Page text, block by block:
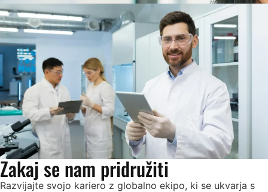
Zakaj se nam pridružiti
Razvijajte svojo kariero z globalno ekipo, ki se ukvarja s